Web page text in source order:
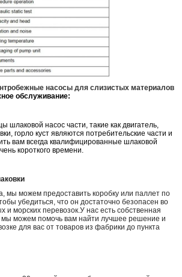
насосы для слизистых материалов
обслуживание:
шлаковой насос части, такие как двигатель,
горло куст являются потребительские части и
вам всегда квалифицированные шлаковой
короткого времени.
мы можем предоставить коробку или паллет по
убедиться, что он достаточно безопасен во
и морских перевозок.У нас есть собственная
мы можем помочь вам найти лучшее решение и
для вас от товаров из фабрики до пункта